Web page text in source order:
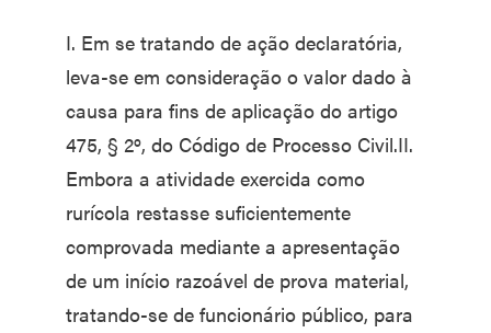
I. Em se tratando de ação declaratória,
leva-se em consideração o valor dado à
causa para fins de aplicação do artigo
475, § 2º, do Código de Processo Civil.II.
Embora a atividade exercida como
rurícola restasse suficientemente
comprovada mediante a apresentação
de um início razoável de prova material,
tratando-se de funcionário público, para